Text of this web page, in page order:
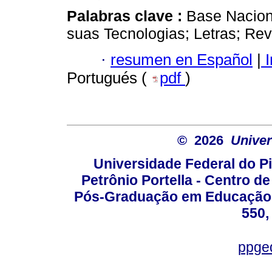
Palabras clave : Base
suas Tecnologias; Letras;
· resumen en Español |
Portugués (
pdf )
© 2026
Universidade Federal do
Petrônio Portella - Centro
Pós-Graduação em